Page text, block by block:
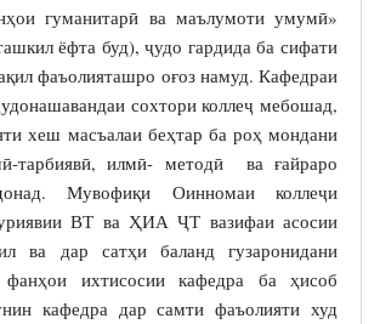
гуманитарӣ ва маълумоти умумӣ»
ёфта буд), ҷудо гардида ба сифати
фаъолияташро оғоз намуд. Кафедраи
сохтори коллеҷ мебошад,
хеш масъалаи беҳтар ба роҳ мондани
тарбиявӣ, илмӣ- методӣ ва ғайраро
Мувофиқи Оинномаи коллеҷи
ВТ ва ҲИА ҶТ вазифаи асосии
ва дар сатҳи баланд гузаронидани
фанҳои ихтисосии кафедра ба ҳисоб
кафедра дар самти фаъолияти худ